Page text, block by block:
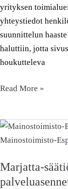
yrityksen
yhteystiedot
suunnittelun
haluttiin, jotta
houkutteleva
Read More »
Marjatta-
Marjatta-
säätiö
–
Hempeää